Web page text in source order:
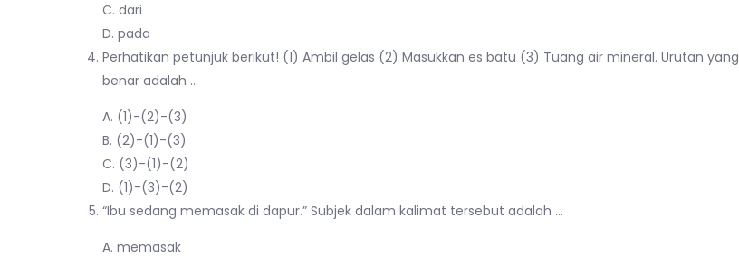
C. dari
D. pada
Perhatikan petunjuk berikut! (1) Ambil gelas (2) Masukkan es batu (3) Tuang air mineral. Urutan yang
benar adalah …
A. (1)-(2)-(3)
B. (2)-(1)-(3)
C. (3)-(1)-(2)
D. (1)-(3)-(2)
“Ibu sedang memasak di dapur.” Subjek dalam kalimat tersebut adalah …
A. memasak